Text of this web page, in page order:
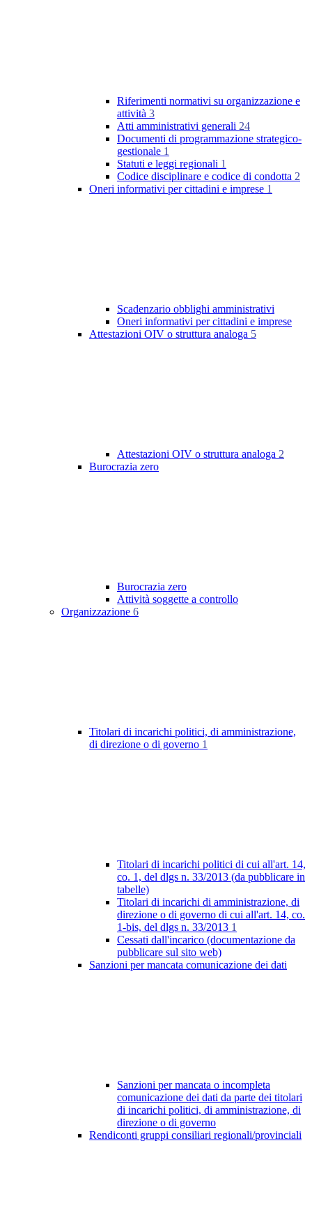
Riferimenti normativi su organizzazione e
attività 3
Atti amministrativi generali 24
Documenti di programmazione strategico-
gestionale 1
Statuti e leggi regionali 1
Codice disciplinare e codice di condotta 2
Oneri informativi per cittadini e imprese 1
Scadenzario obblighi amministrativi
Oneri informativi per cittadini e imprese
Attestazioni OIV o struttura analoga 5
Attestazioni OIV o struttura analoga 2
Burocrazia zero
Burocrazia zero
Attività soggette a controllo
Organizzazione 6
Titolari di incarichi politici, di amministrazione,
di direzione o di governo 1
Titolari di incarichi politici di cui all'art. 14,
co. 1, del dlgs n. 33/2013 (da pubblicare in
tabelle)
Titolari di incarichi di amministrazione, di
direzione o di governo di cui all'art. 14, co.
1-bis, del dlgs n. 33/2013 1
Cessati dall'incarico (documentazione da
pubblicare sul sito web)
Sanzioni per mancata comunicazione dei dati
Sanzioni per mancata o incompleta
comunicazione dei dati da parte dei titolari
di incarichi politici, di amministrazione, di
direzione o di governo
Rendiconti gruppi consiliari regionali/provinciali